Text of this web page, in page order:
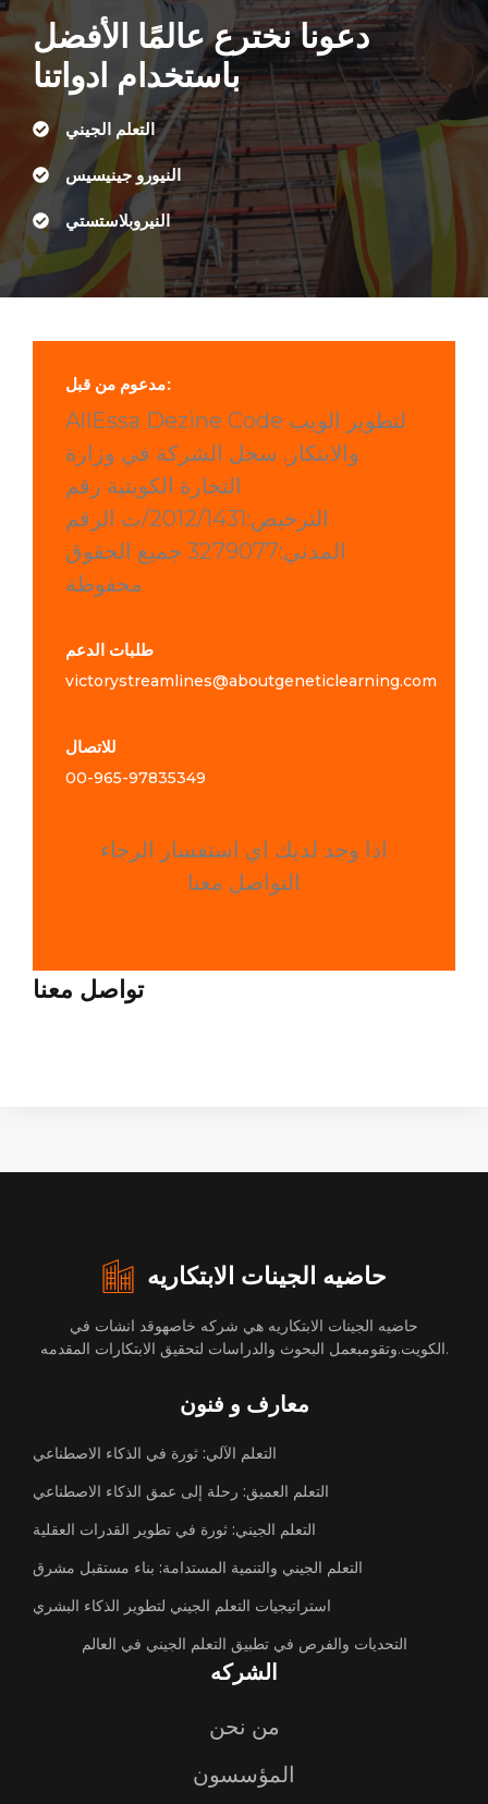
دعونا نخترع عالمًا الأفضل
باستخدام ادواتنا
التعلم الجيني
النيورو جينيسيس
النيروبلاستستي
مدعوم من قبل:
AllEssa Dezine Code لتطوير الويب
والابتكار. سجل الشركة في وزارة
التجارة الكويتية رقم
الترخيص:2012/1431/ت الرقم
المدني:3279077 جميع الحقوق
محفوظة
طلبات الدعم
victorystreamlines@aboutgeneticlearning.com
للاتصال
00-965-97835349
اذا وجد لديك اي استفسار الرجاء
التواصل معنا
تواصل معنا
حاضيه الجينات الابتكاريه
حاضيه الجينات الابتكاريه هي شركه خاصهوقد انشات في
الكويت.وتقومبعمل البحوث والدراسات لتحقيق الابتكارات المقدمه.
معارف و فنون
التعلم الآلي: ثورة في الذكاء الاصطناعي
التعلم العميق: رحلة إلى عمق الذكاء الاصطناعي
التعلم الجيني: ثورة في تطوير القدرات العقلية
التعلم الجيني والتنمية المستدامة: بناء مستقبل مشرق
استراتيجيات التعلم الجيني لتطوير الذكاء البشري
التحديات والفرص في تطبيق التعلم الجيني في العالم
الشركه
من نحن
المؤسسون